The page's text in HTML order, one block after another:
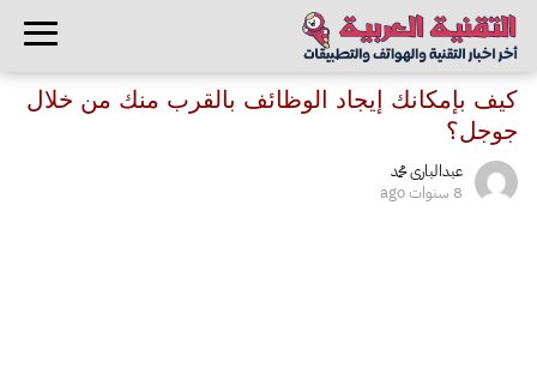
كيف بإمكانك إيجاد الوظائف بالقرب منك من خلال
جوجل؟
عبدالبارى محمد
8 سنوات ago